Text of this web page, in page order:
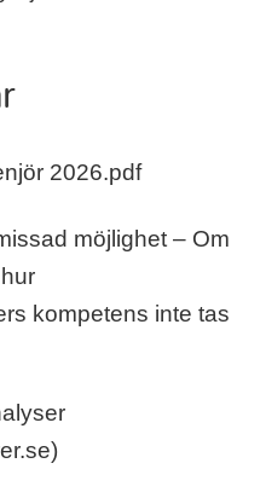
2026.pdf
möjlighet – Om
kompetens inte tas